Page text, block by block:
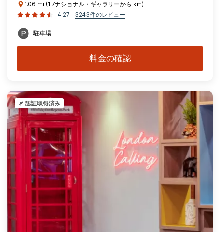
1.06 mi (1.7ナショナル・ギャラリーから km)
4.27
3243件のレビュー
駐車場
料金の確認
認証取得済み